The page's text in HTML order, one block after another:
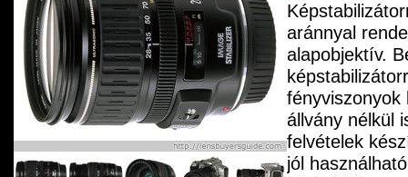
aránnyal
alapobjektív.
fényviszonyok
állvány nélkül
felvételek
jól